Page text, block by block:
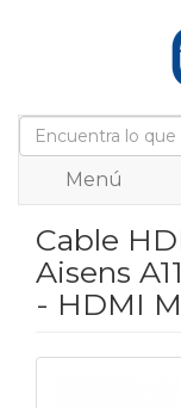
Menú
Cable
Aisens
- HDMI